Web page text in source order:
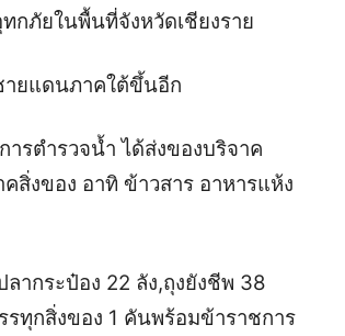
กภัยในพื้นที่จังหวัดเชียงราย
ยแดนภาคใต้ขึ้นอีก
รตำรวจน้ำ ได้ส่งของบริจาค
สิ่งของ อาทิ ข้าวสาร อาหารแห้ง
ากระป๋อง 22 ลัง,ถุงยังชีพ 38
รทุกสิ่งของ 1 คันพร้อมข้าราชการ